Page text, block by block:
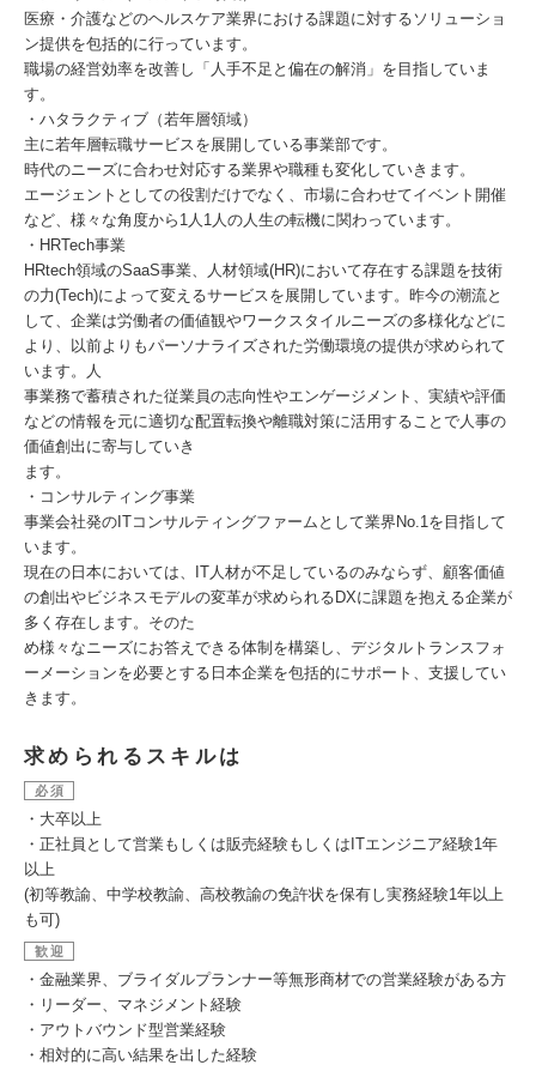
医療・介護などのヘルスケア業界における課題に対するソリューショ
ン提供を包括的に行っています。
職場の経営効率を改善し「人手不足と偏在の解消」を目指していま
す。
・ハタラクティブ（若年層領域）
主に若年層転職サービスを展開している事業部です。
時代のニーズに合わせ対応する業界や職種も変化していきます。
エージェントとしての役割だけでなく、市場に合わせてイベント開催
など、様々な角度から1人1人の人生の転機に関わっています。
・HRTech事業
HRtech領域のSaaS事業、人材領域(HR)において存在する課題を技術
の力(Tech)によって変えるサービスを展開しています。昨今の潮流と
して、企業は労働者の価値観やワークスタイルニーズの多様化などに
より、以前よりもパーソナライズされた労働環境の提供が求められて
います。人
事業務で蓄積された従業員の志向性やエンゲージメント、実績や評価
などの情報を元に適切な配置転換や離職対策に活用することで人事の
価値創出に寄与していき
ます。
・コンサルティング事業
事業会社発のITコンサルティングファームとして業界No.1を目指して
います。
現在の日本においては、IT人材が不足しているのみならず、顧客価値
の創出やビジネスモデルの変革が求められるDXに課題を抱える企業が
多く存在します。そのた
め様々なニーズにお答えできる体制を構築し、デジタルトランスフォ
ーメーションを必要とする日本企業を包括的にサポート、支援してい
きます。
求められるスキルは
必須
・大卒以上
・正社員として営業もしくは販売経験もしくはITエンジニア経験1年
以上
(初等教諭、中学校教諭、高校教諭の免許状を保有し実務経験1年以上
も可)
歓迎
・金融業界、ブライダルプランナー等無形商材での営業経験がある方
・リーダー、マネジメント経験
・アウトバウンド型営業経験
・相対的に高い結果を出した経験